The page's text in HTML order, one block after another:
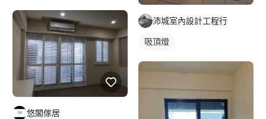
悠閣傢居
沛城室內設計工程行
吸頂燈